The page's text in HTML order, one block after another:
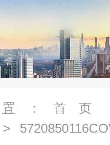
： 首页